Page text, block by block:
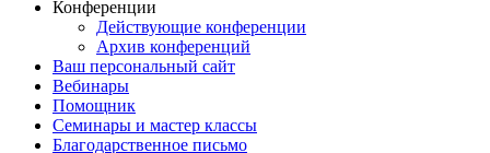
сладкий,Помидоры и укропДля приправы и для проб.
(Ваня)Осень: Ребята, я припасла для вас фрукты и овощи.
Только вот беда, случайно перепутала и неправильно
разложила. Поможете мне навести порядок?Игра «Фрукты –
овощи».Ведущая: Молодцы! Мы с вами весело и дружно
играли и я приглашаю всех на танец дружбы!Танец
«Дружба».Осень: Я сестра Зимы и ЛетаОсенью зовут меня.Я
Конференции
Действующие конференции
Архив конференций
Ваш персональный сайт
Вебинары
Помощник
Семинары и мастер классы
Благодарственное письмо